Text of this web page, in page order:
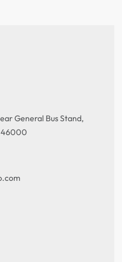
General Bus Stand,
46000